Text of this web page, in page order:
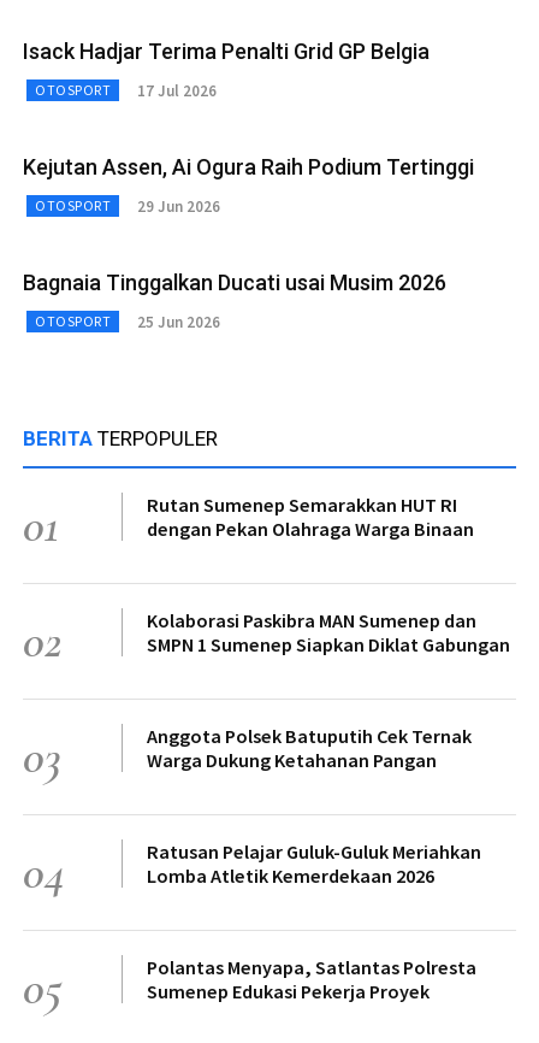
Isack Hadjar Terima Penalti Grid GP Belgia
OTOSPORT 17 Jul 2026
Kejutan Assen, Ai Ogura Raih Podium Tertinggi
OTOSPORT 29 Jun 2026
Bagnaia Tinggalkan Ducati usai Musim 2026
OTOSPORT 25 Jun 2026
BERITA TERPOPULER
01
Rutan Sumenep Semarakkan HUT RI
dengan Pekan Olahraga Warga Binaan
02
Kolaborasi Paskibra MAN Sumenep dan
SMPN 1 Sumenep Siapkan Diklat Gabungan
03
Anggota Polsek Batuputih Cek Ternak
Warga Dukung Ketahanan Pangan
04
Ratusan Pelajar Guluk-Guluk Meriahkan
Lomba Atletik Kemerdekaan 2026
05
Polantas Menyapa, Satlantas Polresta
Sumenep Edukasi Pekerja Proyek